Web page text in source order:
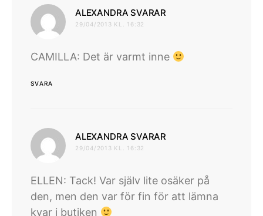
ALEXANDRA SVARAR
29/04/2013 KL. 16:32
CAMILLA: Det är varmt inne
SVARA
ALEXANDRA SVARAR
29/04/2013 KL. 16:32
ELLEN: Tack! Var själv lite osäker på
den, men den var för fin för att lämna
kvar i butiken